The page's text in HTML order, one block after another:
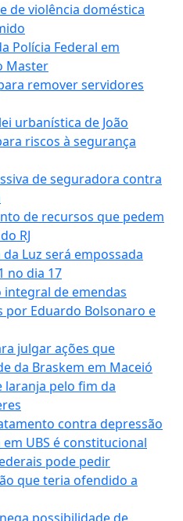
de violência doméstica
Polícia Federal em
Master
remover servidores
urbanística de João
riscos à segurança
de seguradora contra
de recursos que pedem
RJ
Luz será empossada
no dia 17
de emendas
Eduardo Bolsonaro e
julgar ações que
da Braskem em Maceió
laranja pelo fim da
contra depressão
UBS é constitucional
pode pedir
que teria ofendido a